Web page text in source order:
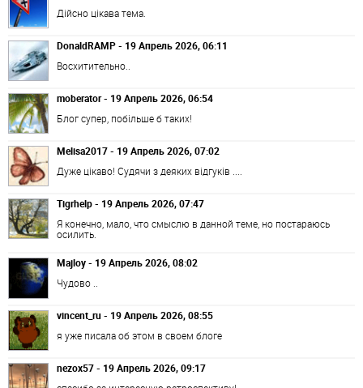
Дійсно цікава тема.
DonaldRAMP - 19 Апрель 2026, 06:11
Восхитительно..
moberator - 19 Апрель 2026, 06:54
Блог супер, побільше б таких!
Melisa2017 - 19 Апрель 2026, 07:02
Дуже цікаво! Судячи з деяких відгуків ....
Tigrhelp - 19 Апрель 2026, 07:47
Я конечно, мало, что смыслю в данной теме, но постараюсь
осилить.
Majloy - 19 Апрель 2026, 08:02
Чудово ..
vincent_ru - 19 Апрель 2026, 08:55
я уже писала об этом в своем блоге
nezox57 - 19 Апрель 2026, 09:17